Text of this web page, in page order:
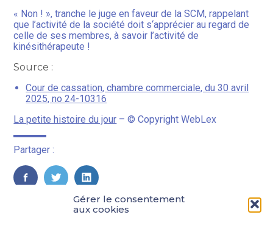
Gérer le consentement
aux cookies
« Non ! », tranche le juge en faveur de la SCM, rappelant
que l’activité de la société doit s‘apprécier au regard de
celle de ses membres, à savoir l’activité de
kinésithérapeute !
Source :
Cour de cassation, chambre commerciale, du 30 avril
2025, no 24-10316
La petite histoire du jour – © Copyright WebLex
Partager :
FaceBook
TwitterLinkedIn